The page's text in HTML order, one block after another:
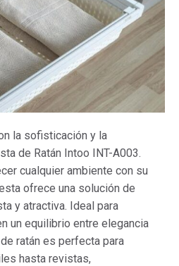
la sofisticación y la
de Ratán Intoo INT-A003.
cualquier ambiente con su
ofrece una solución de
y atractiva. Ideal para
un equilibrio entre elegancia
ratán es perfecta para
hasta revistas,